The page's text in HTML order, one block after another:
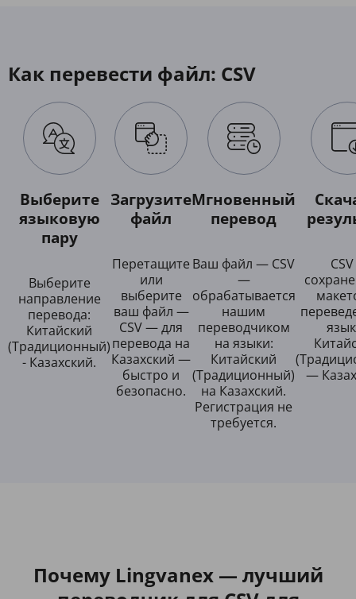
Как перевести файл: CSV
Выберите
языковую
пару
Выберите
направление
перевода:
Китайский
(Традиционный)
- Казахский.
Загрузите
файл
Перетащите
или
выберите
ваш файл —
CSV — для
перевода на
Казахский —
быстро и
безопасно.
Мгновенный
перевод
Ваш файл — CSV
—
обрабатывается
нашим
переводчиком
на языки:
Китайский
(Традиционный)
на Казахский.
Регистрация не
требуется.
—
Почему Lingvanex — лучший